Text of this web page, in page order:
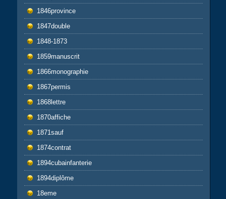
1846province
1847double
1848-1873
1859manuscrit
1866monographie
1867permis
1868lettre
1870affiche
1871sauf
1874contrat
1894cubainfanterie
1894diplôme
18eme